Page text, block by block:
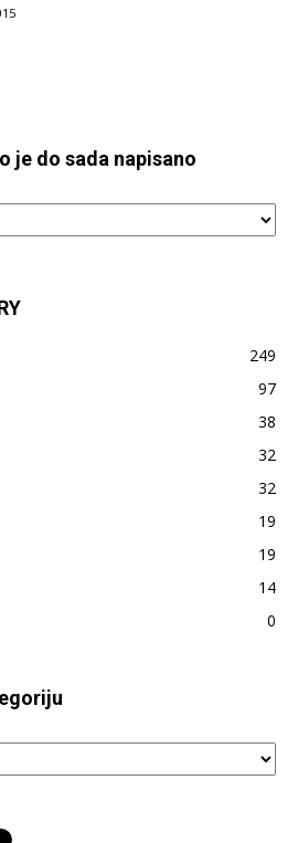
je do sada napisano
249
97
38
32
32
19
19
14
0